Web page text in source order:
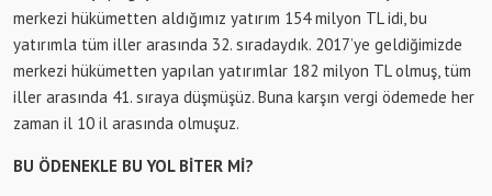
merkezi hükümetten aldığımız yatırım 154 milyon TL idi, bu
yatırımla tüm iller arasında 32. sıradaydık. 2017’ye geldiğimizde
merkezi hükümetten yapılan yatırımlar 182 milyon TL olmuş, tüm
iller arasında 41. sıraya düşmüşüz. Buna karşın vergi ödemede her
zaman il 10 il arasında olmuşuz.
BU ÖDENEKLE BU YOL BİTER Mİ?